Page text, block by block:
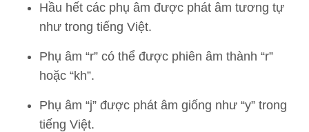
Hầu hết các phụ âm được phát âm tương tự
như trong tiếng Việt.
Phụ âm “r” có thể được phiên âm thành “r”
hoặc “kh”.
Phụ âm “j” được phát âm giống như “y” trong
tiếng Việt.